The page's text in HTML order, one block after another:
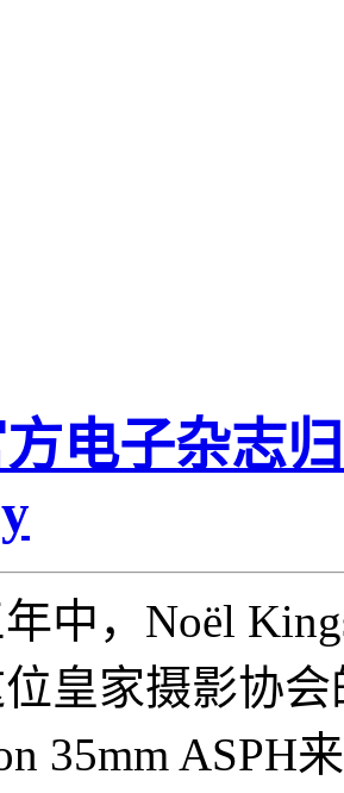
方电子杂志
中，Noël
皇家摄影协
35mm ASPH